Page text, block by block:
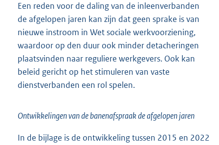
Een reden voor de daling van de inleenverbanden
de afgelopen jaren kan zijn dat geen sprake is van
nieuwe instroom in Wet sociale werkvoorziening,
waardoor op den duur ook minder detacheringen
plaatsvinden naar reguliere werkgevers. Ook kan
beleid gericht op het stimuleren van vaste
dienstverbanden een rol spelen.
Ontwikkelingen van de banenafspraak de afgelopen jaren
In de bijlage is de ontwikkeling tussen 2015 en 2022